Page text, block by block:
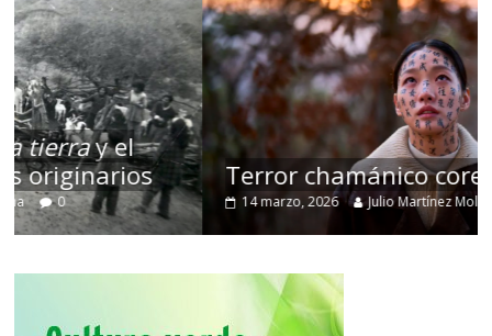
Terror chamánico coreano
14 marzo, 2026 Julio Martínez Molina 0